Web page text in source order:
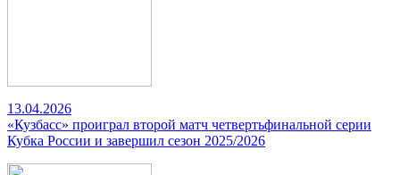
13.04.2026
«Кузбасс» проиграл второй матч четвертьфинальной серии
Кубка России и завершил сезон 2025/2026